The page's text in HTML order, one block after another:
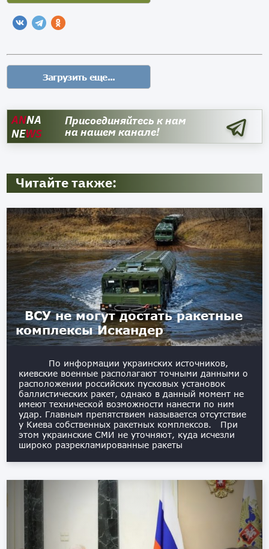
ANNA
NEWS
Присоединяйтесь к нам
на нашем канале!
Читайте также:
ВСУ не могут достать ракетные
комплексы Искандер
По информации украинских источников,
киевские военные располагают точными данными о
расположении российских пусковых установок
баллистических ракет, однако в данный момент не
имеют технической возможности нанести по ним
удар. Главным препятствием называется отсутствие
у Киева собственных ракетных комплексов. При
этом украинские СМИ не уточняют, куда исчезли
широко разрекламированные ракеты